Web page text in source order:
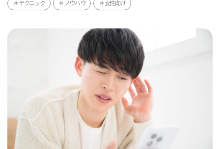
テクニック ノウハウ 女性向け